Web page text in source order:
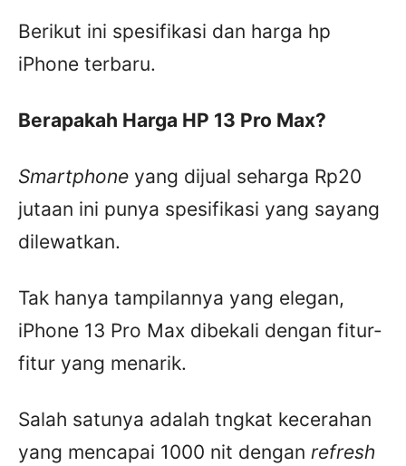
Berikut ini spesifikasi dan harga hp
iPhone terbaru.
Berapakah Harga HP 13 Pro Max?
Smartphone yang dijual seharga Rp20
jutaan ini punya spesifikasi yang sayang
dilewatkan.
Tak hanya tampilannya yang elegan,
iPhone 13 Pro Max dibekali dengan fitur-
fitur yang menarik.
Salah satunya adalah tngkat kecerahan
yang mencapai 1000 nit dengan refresh